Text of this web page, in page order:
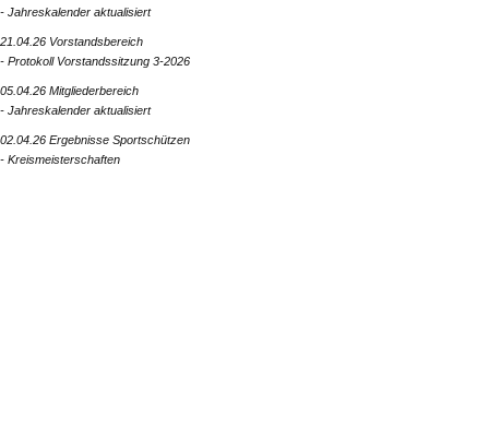
- Jahreskalender aktualisiert
21.04.26 Vorstandsbereich
- Protokoll Vorstandssitzung 3-2026
05.04.26 Mitgliederbereich
- Jahreskalender aktualisiert
02.04.26 Ergebnisse Sportschützen
- Kreismeisterschaften